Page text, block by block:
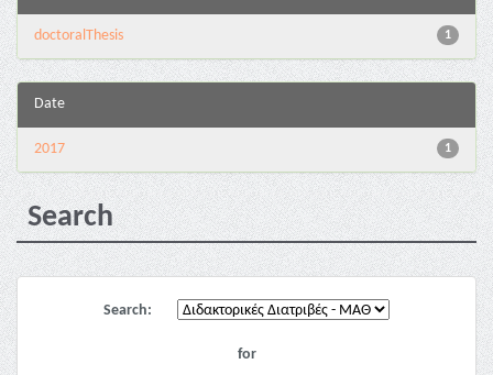
1
doctoralThesis
Date
1
2017
Search
Search:
for